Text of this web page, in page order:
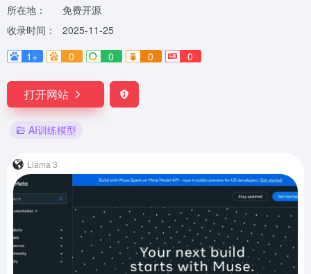
所在地：
免费开源
收录时间：
2025-11-25
1+
0 0 0 0
打开网站
AI训练模型
Llama 3